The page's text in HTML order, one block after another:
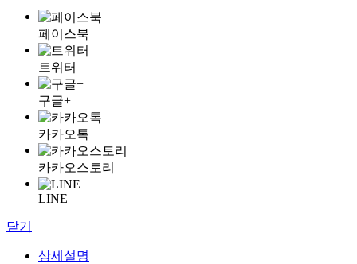
페이스북
트위터
구글+
카카오톡
카카오스토리
LINE
닫기
상세설명